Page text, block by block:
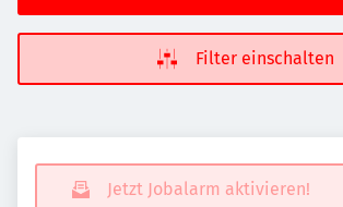
Filter einschalten
Jetzt Jobalarm aktivieren!